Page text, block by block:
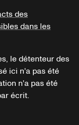
des
dans les
le détenteur des
ici n'a pas été
n'a pas été
écrit.